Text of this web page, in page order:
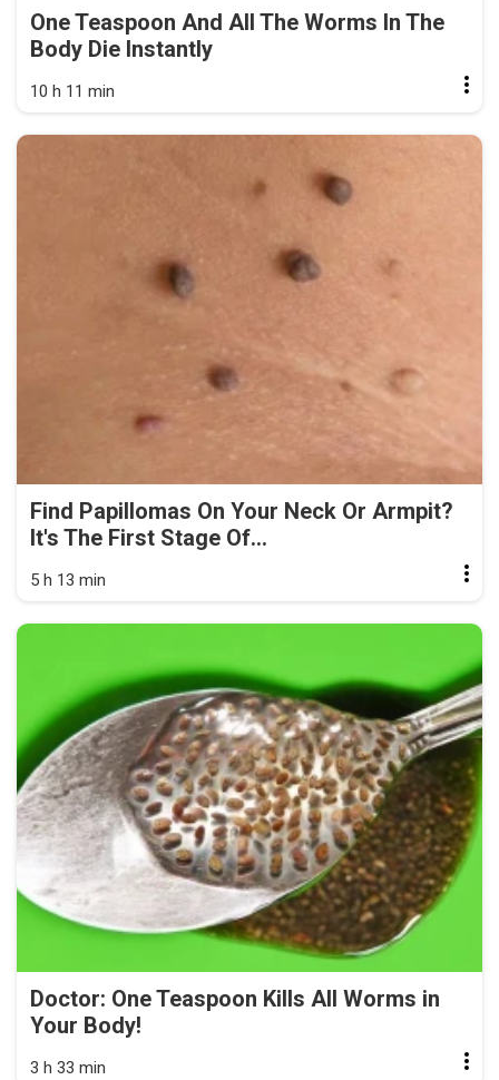
One Teaspoon And All The Worms In The
Body Die Instantly
10 h 11 min
Find Papillomas On Your Neck Or Armpit?
It's The First Stage Of...
5 h 13 min
Doctor: One Teaspoon Kills All Worms in
Your Body!
3 h 33 min